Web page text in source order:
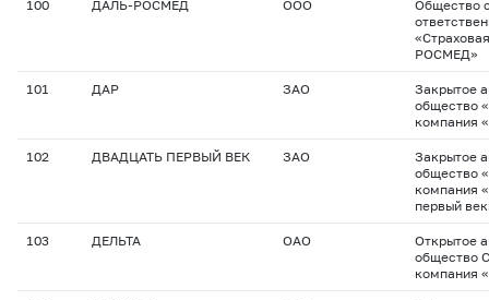
100 ДАЛЬ-РОСМЕД ООО
Общество
РОСМЕД»
101 ДАР ЗАО
Закрытое
общество
компания
102 ДВАДЦАТЬ ПЕРВЫЙ ВЕК ЗАО
Закрытое
общество
компания
первый
103 ДЕЛЬТА ОАО
Открытое
общество
компания